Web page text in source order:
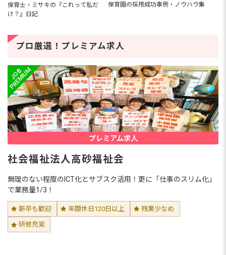
保育士・ミサキの『これって私だ
け？』日記
保育園の採用成功事例・ノウハウ集
プロ厳選！プレミアム求人
社会福祉法人高砂福祉会
新卒も歓迎 年間休日120日以上 残業少なめ
研修充実
無理のない程度のICT化とサブスク活用！更に「仕事のスリム化」
で業務量1/3！
プレミアム求人